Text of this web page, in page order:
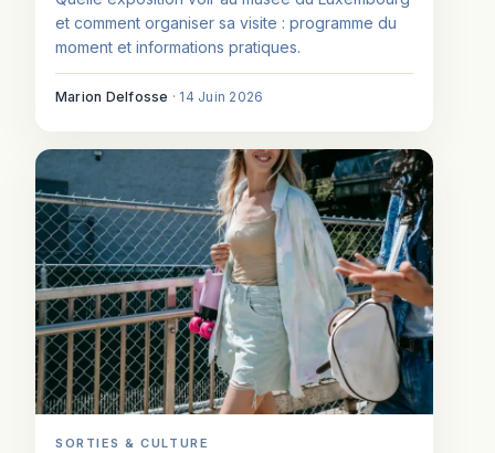
et comment organiser sa visite : programme du
moment et informations pratiques.
Marion Delfosse · 14 Juin 2026
SORTIES & CULTURE